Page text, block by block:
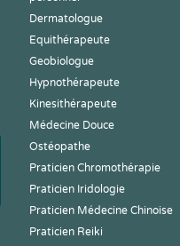
Dermatologue
Equithérapeute
Geobiologue
Hypnothérapeute
Kinesithérapeute
Médecine Douce
Ostéopathe
Praticien Chromothérapie
Praticien Iridologie
Praticien Médecine Chinoise
Praticien Reiki